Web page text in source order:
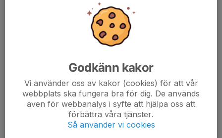
Vid frågor och anmälan maila till info@iflkpg.se.
Sista anmälningsdag 6/5.
Kommentarer
Godkänn kakor
Vi använder oss av kakor (cookies) för att vår
webbplats ska fungera bra för dig. De används
även för webbanalys i syfte att hjälpa oss att
förbättra våra tjänster.
Så använder vi cookies